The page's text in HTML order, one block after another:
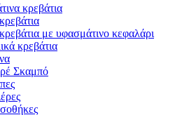
κρεβάτια
με υφασμάτινο κεφαλάρι
κρεβάτια
Σκαμπό